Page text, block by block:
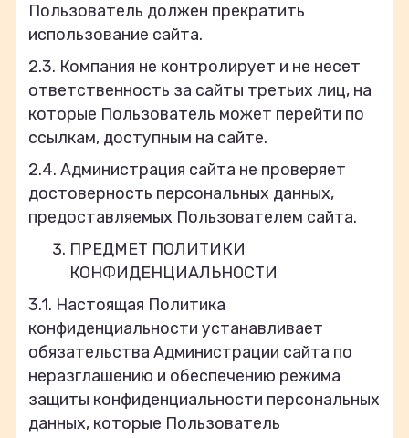
Пользователь должен прекратить
использование сайта.
2.3. Компания не контролирует и не несет
ответственность за сайты третьих лиц, на
которые Пользователь может перейти по
ссылкам, доступным на сайте.
2.4. Администрация сайта не проверяет
достоверность персональных данных,
предоставляемых Пользователем сайта.
ПРЕДМЕТ ПОЛИТИКИ
КОНФИДЕНЦИАЛЬНОСТИ
3.1. Настоящая Политика
конфиденциальности устанавливает
обязательства Администрации сайта по
неразглашению и обеспечению режима
защиты конфиденциальности персональных
данных, которые Пользователь